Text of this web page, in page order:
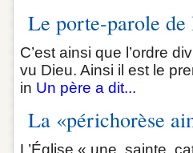
Le porte-parole de
C’est ainsi que l’ordre
vu Dieu. Ainsi il est le
in Un père a dit...
La «périchorèse
L’Église « une, sainte,